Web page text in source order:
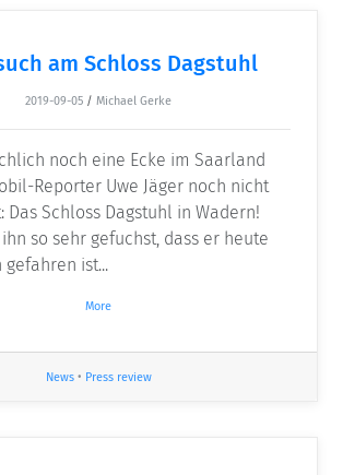
am Schloss Dagstuhl
2019-09-05 / Michael Gerke
noch eine Ecke im Saarland
Reporter Uwe Jäger noch nicht
Das Schloss Dagstuhl in Wadern!
so sehr gefuchst, dass er heute
ist...
More
News• Press review